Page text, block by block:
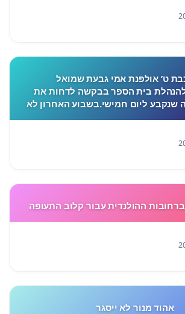
ט’ אולפנת אמי גבעת שמואל
בית הספר בבקשה לדחות את
ליום חמישי.בשבוע האחרון לא
ההולנדית עבור קלוב התעופה
אהוד מנור לא ייסגר